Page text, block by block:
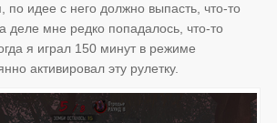
по идее с него должно выпасть, что-то
деле мне редко попадалось, что-то
я играл 150 минут в режиме
активировал эту рулетку.